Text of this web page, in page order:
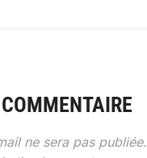
ne sera pas publiée.